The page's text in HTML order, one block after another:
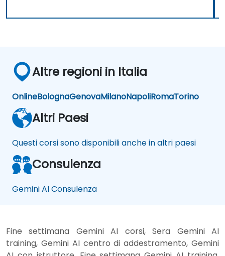
Altre regioni in Italia
OnlineBolognaGenovaMilanoNapoliRomaTorino
Altri Paesi
Questi corsi sono disponibili anche in altri paesi
Consulenza
Gemini AI Consulenza
Fine settimana Gemini AI corsi, Sera Gemini AI
training, Gemini AI centro di addestramento, Gemini